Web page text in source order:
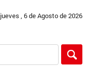
jueves , 6 de Agosto de 2026